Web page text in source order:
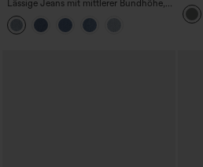
Lässige Jeans mit mittlerer Bundhöhe,
Kordelzug und Taschen